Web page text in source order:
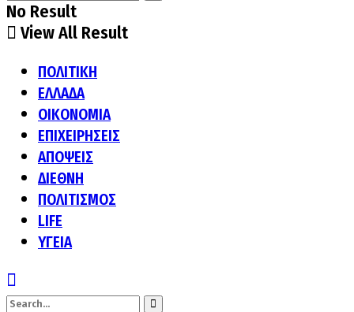
No Result
View All Result
ΠΟΛΙΤΙΚΗ
ΕΛΛΑΔΑ
ΟΙΚΟΝΟΜΙΑ
ΕΠΙΧΕΙΡΗΣΕΙΣ
ΑΠΟΨΕΙΣ
ΔΙΕΘΝΗ
ΠΟΛΙΤΙΣΜΟΣ
LIFE
ΥΓΕΙΑ